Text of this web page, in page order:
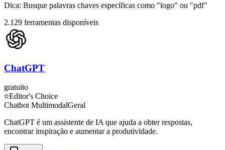
Dica: Busque palavras chaves específicas como "logo" ou "pdf"
2.129 ferramentas disponíveis
ChatGPT
gratuito
Editor's Choice
Chatbot MultimodalGeral
ChatGPT é um assistente de IA que ajuda a obter respostas,
encontrar inspiração e aumentar a produtividade.